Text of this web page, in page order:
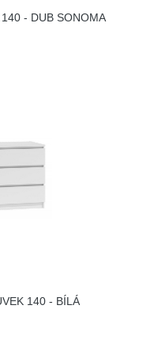
- DUB SONOMA
140 - BÍLÁ